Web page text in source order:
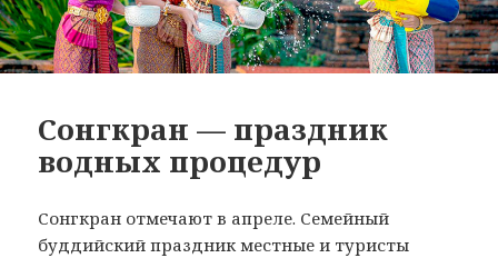
Сонгкран — праздник
водных процедур
Сонгкран отмечают в апреле. Семейный
буддийский праздник местные и туристы